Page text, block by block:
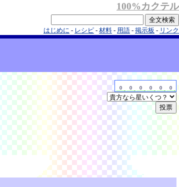
100%カクテル
はじめに - レシピ - 材料 - 用語 - 掲示板 - リンク
0 0 0 0 0 0